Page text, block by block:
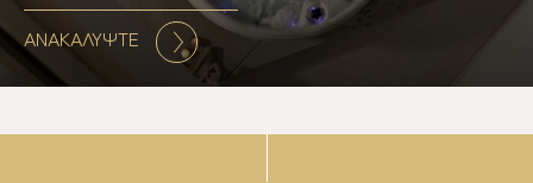
ΑΝΑΚΑΛΥΨΤΕ